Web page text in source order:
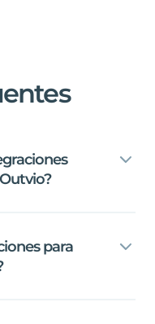
Outvio?
para